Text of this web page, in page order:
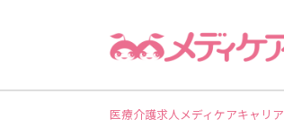
医療介護求人メディケアキャリア